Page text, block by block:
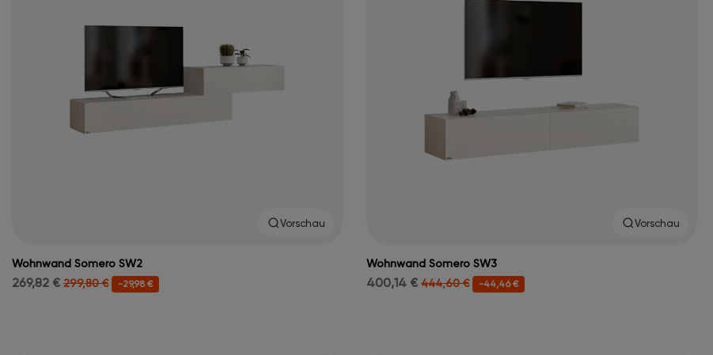
Vorschau
Wohnwand Somero SW2
269,82 € 299,80 € -29,98 €
Vorschau
Wohnwand Somero SW3
400,14 € 444,60 € -44,46 €